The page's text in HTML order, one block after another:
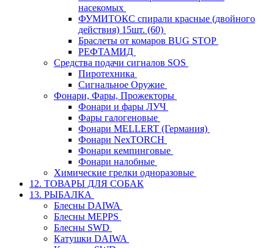
насекомых
ФУМИТОКС спирали красные (двойного
действия) 15шт. (60)
Браслеты от комаров BUG STOP
РЕФТАМИД
Средства подачи сигналов SOS
Пиротехника
Сигнальное Оружие
Фонари, Фары, Прожекторы
Фонари и фары ЛУЧ
Фары галогеновые
Фонари MELLERT (Германия)
Фонари NexTORCH
Фонари кемпинговые
Фонари налобные
Химические грелки одноразовые
12. ТОВАРЫ ДЛЯ СОБАК
13. РЫБАЛКА
Блесны DAIWA
Блесны MEPPS
Блесны SWD
Катушки DAIWA